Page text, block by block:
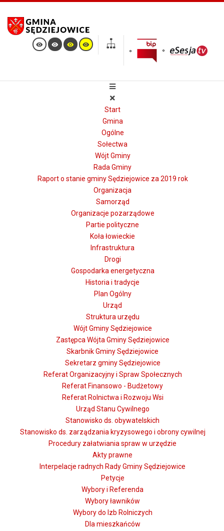
Start
Gmina
Ogólne
Sołectwa
Wójt Gminy
Rada Gminy
Raport o stanie gminy Sędziejowice za 2019 rok
Organizacja
Samorząd
Organizacje pozarządowe
Partie polityczne
Koła łowieckie
Infrastruktura
Drogi
Gospodarka energetyczna
Historia i tradycje
Plan Ogólny
Urząd
Struktura urzędu
Wójt Gminy Sędziejowice
Zastępca Wójta Gminy Sędziejowice
Skarbnik Gminy Sędziejowice
Sekretarz gminy Sędziejowice
Referat Organizacyjny i Spraw Społecznych
Referat Finansowo - Budżetowy
Referat Rolnictwa i Rozwoju Wsi
Urząd Stanu Cywilnego
Stanowisko ds. obywatelskich
Stanowisko ds. zarządzania kryzysowego i obrony cywilnej
Procedury załatwiania spraw w urzędzie
Akty prawne
Interpelacje radnych Rady Gminy Sędziejowice
Petycje
Wybory i Referenda
Wybory ławników
Wybory do Izb Rolniczych
Dla mieszkańców